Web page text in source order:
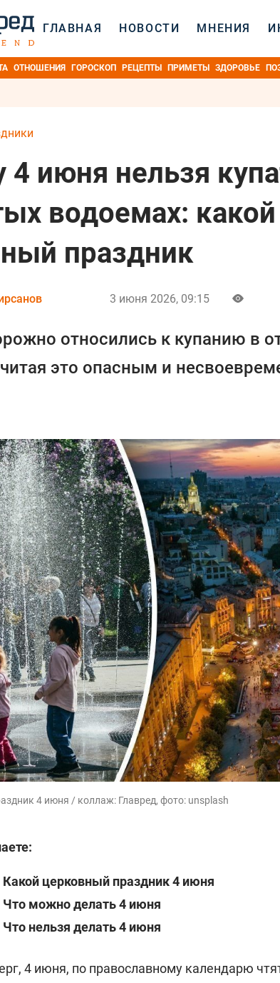
ГЛАВНАЯ НОВОСТИ МНЕНИЯ
ОТНОШЕНИЯ ГОРОСКОП РЕЦЕПТЫ ПРИМЕТЫ ЗДОРОВЬЕ
4 июня нельзя
водоемах: какой
праздник
3 июня 2026, 09:15
относились к купанию в
это опасным и
4 июня / коллаж: Главред, фото: unsplash
Какой церковный праздник 4 июня
Что можно делать 4 июня
Что нельзя делать 4 июня
4 июня, по православному календарю